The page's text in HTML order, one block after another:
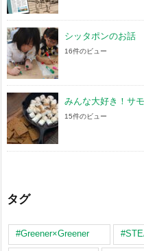
シッタポンのお話
16件のビュー
みんな大好き！サ
15件のビュー
タグ
#Greener×Greener